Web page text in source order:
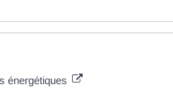
énergétiques